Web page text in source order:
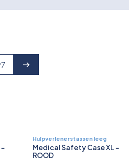
Bloeding
-
Hulpverlenerstassen leeg
Medical Safety Case XL -
ROOD